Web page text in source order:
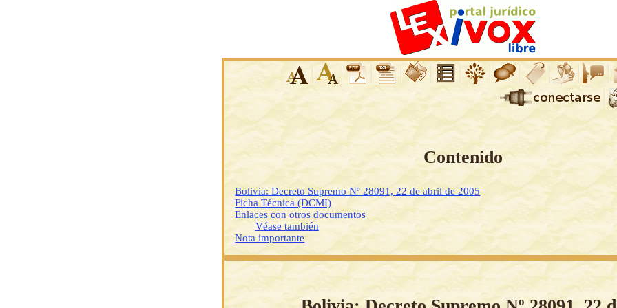
Contenido
Bolivia: Decreto Supremo Nº 28091, 22 de abril de 2005
Ficha Técnica (DCMI)
Enlaces con otros documentos
Véase también
Nota importante